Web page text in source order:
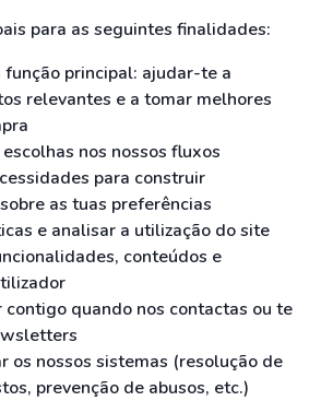
para as seguintes finalidades:
função principal: ajudar-te a
relevantes e a tomar melhores
nos nossos fluxos
para construir
as tuas preferências
e analisar a utilização do site
conteúdos e
contigo quando nos contactas ou te
os nossos sistemas (resolução de
prevenção de abusos, etc.)